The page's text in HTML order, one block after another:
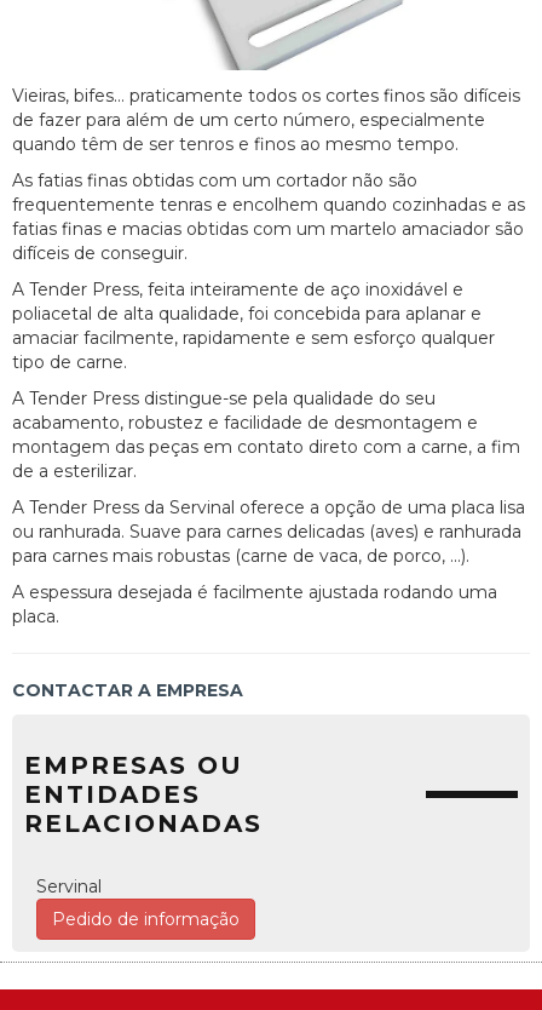
Vieiras, bifes... praticamente todos os cortes finos são difíceis
de fazer para além de um certo número, especialmente
quando têm de ser tenros e finos ao mesmo tempo.
As fatias finas obtidas com um cortador não são
frequentemente tenras e encolhem quando cozinhadas e as
fatias finas e macias obtidas com um martelo amaciador são
difíceis de conseguir.
A Tender Press, feita inteiramente de aço inoxidável e
poliacetal de alta qualidade, foi concebida para aplanar e
amaciar facilmente, rapidamente e sem esforço qualquer
tipo de carne.
A Tender Press distingue-se pela qualidade do seu
acabamento, robustez e facilidade de desmontagem e
montagem das peças em contato direto com a carne, a fim
de a esterilizar.
A Tender Press da Servinal oferece a opção de uma placa lisa
ou ranhurada. Suave para carnes delicadas (aves) e ranhurada
para carnes mais robustas (carne de vaca, de porco, ...).
A espessura desejada é facilmente ajustada rodando uma
placa.
CONTACTAR A EMPRESA
EMPRESAS OU
ENTIDADES
RELACIONADAS
Servinal
Pedido de informação